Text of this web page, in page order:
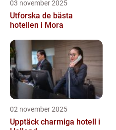
03 november 2025
Utforska de bästa
hotellen i Mora
02 november 2025
Upptäck charmiga hotell i